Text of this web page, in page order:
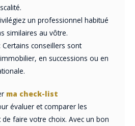
un professionnel habitué
similaires au vôtre.
Certains conseillers sont
en successions ou en
ma check-list
évaluer et comparer les
faire votre choix. Avec un bon